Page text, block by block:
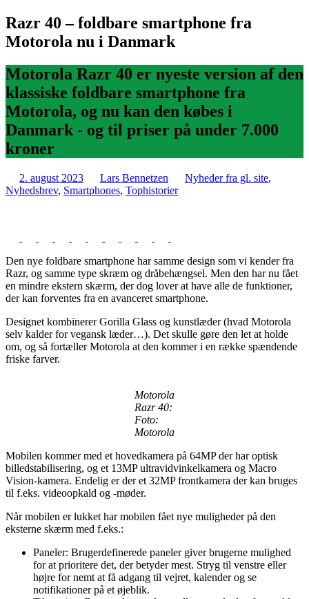
Razr 40 – foldbare smartphone fra
Motorola nu i Danmark
Motorola Razr 40 er nyeste version af den
klassiske foldbare smartphone fra
Motorola, og nu kan den købes i
Danmark - og til priser på under 7.000
kroner
2. august 2023 Lars Bennetzen Nyheder fra gl. site,
Nyhedsbrev, Smartphones, Tophistorier
Den nye foldbare smartphone har samme design som vi kender fra
Razr, og samme type skræm og dråbehængsel. Men den har nu fået
en mindre ekstern skærm, der dog lover at have alle de funktioner,
der kan forventes fra en avanceret smartphone.
Designet kombinerer Gorilla Glass og kunstlæder (hvad Motorola
selv kalder for vegansk læder…). Det skulle gøre den let at holde
om, og så fortæller Motorola at den kommer i en række spændende
friske farver.
Motorola
Razr 40:
Foto:
Motorola
Mobilen kommer med et hovedkamera på 64MP der har optisk
billedstabilisering, og et 13MP ultravidvinkelkamera og Macro
Vision-kamera. Endelig er der et 32MP frontkamera der kan bruges
til f.eks. videoopkald og -møder.
Når mobilen er lukket har mobilen fået nye muligheder på den
eksterne skærm med f.eks.:
Paneler: Brugerdefinerede paneler giver brugerne mulighed
for at prioritere det, der betyder mest. Stryg til venstre eller
højre for nemt at få adgang til vejret, kalender og se
notifikationer på et øjeblik.